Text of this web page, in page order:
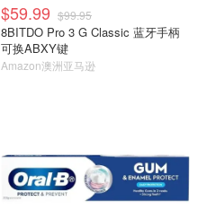
$59.99 $99.95
8BITDO Pro 3 G Classic 蓝牙手柄
可换ABXY键
Amazon澳洲亚马逊